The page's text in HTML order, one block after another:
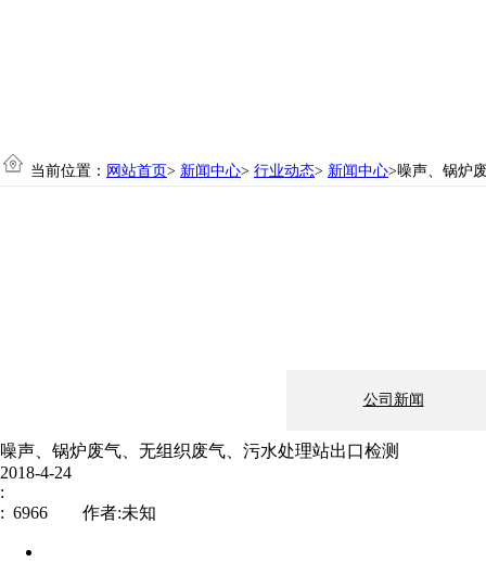
噪声、锅炉废气、无组织废气、污水处理站出口检测
2018-4-24
:
: 6966 作者:未知
当前位置： 网站首页> 新闻中心> 行业动态> 新闻中心>噪声、锅炉
公司新闻